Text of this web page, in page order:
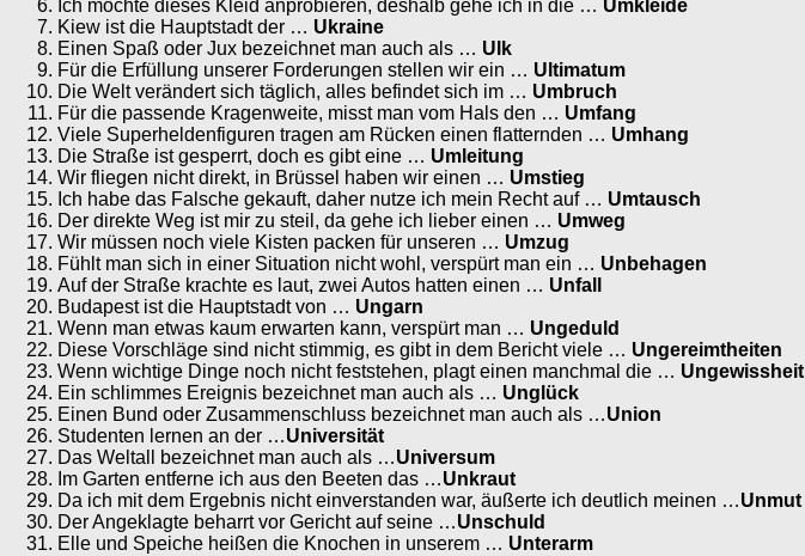
Ich möchte dieses Kleid anprobieren, deshalb gehe ich in die … Umkleide
Kiew ist die Hauptstadt der … Ukraine
Einen Spaß oder Jux bezeichnet man auch als … Ulk
Für die Erfüllung unserer Forderungen stellen wir ein … Ultimatum
Die Welt verändert sich täglich, alles befindet sich im … Umbruch
Für die passende Kragenweite, misst man vom Hals den … Umfang
Viele Superheldenfiguren tragen am Rücken einen flatternden … Umhang
Die Straße ist gesperrt, doch es gibt eine … Umleitung
Wir fliegen nicht direkt, in Brüssel haben wir einen … Umstieg
Ich habe das Falsche gekauft, daher nutze ich mein Recht auf … Umtausch
Der direkte Weg ist mir zu steil, da gehe ich lieber einen … Umweg
Wir müssen noch viele Kisten packen für unseren … Umzug
Fühlt man sich in einer Situation nicht wohl, verspürt man ein … Unbehagen
Auf der Straße krachte es laut, zwei Autos hatten einen … Unfall
Budapest ist die Hauptstadt von … Ungarn
Wenn man etwas kaum erwarten kann, verspürt man … Ungeduld
Diese Vorschläge sind nicht stimmig, es gibt in dem Bericht viele … Ungereimtheiten
Wenn wichtige Dinge noch nicht feststehen, plagt einen manchmal die … Ungewissheit
Ein schlimmes Ereignis bezeichnet man auch als … Unglück
Einen Bund oder Zusammenschluss bezeichnet man auch als …Union
Studenten lernen an der …Universität
Das Weltall bezeichnet man auch als …Universum
Im Garten entferne ich aus den Beeten das …Unkraut
Da ich mit dem Ergebnis nicht einverstanden war, äußerte ich deutlich meinen …Unmut
Der Angeklagte beharrt vor Gericht auf seine …Unschuld
Elle und Speiche heißen die Knochen in unserem … Unterarm